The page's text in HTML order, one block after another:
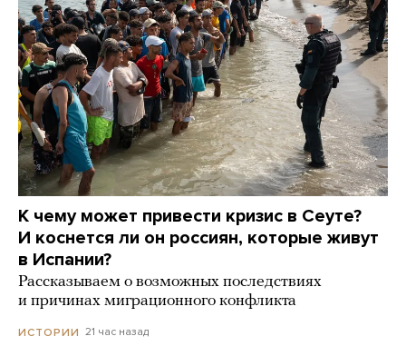
К чему может привести кризис в Сеуте?
И коснется ли он россиян, которые живут
в Испании?
Рассказываем о возможных последствиях
и причинах миграционного конфликта
ИСТОРИИ 21 час назад